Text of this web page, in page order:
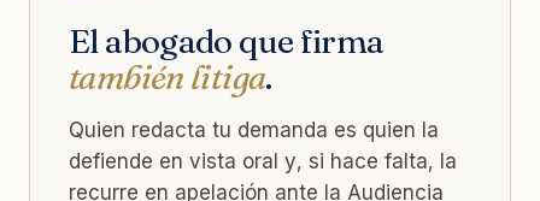
El abogado que firma
también litiga.
Quien redacta tu demanda es quien la
defiende en vista oral y, si hace falta, la
recurre en apelación ante la Audiencia